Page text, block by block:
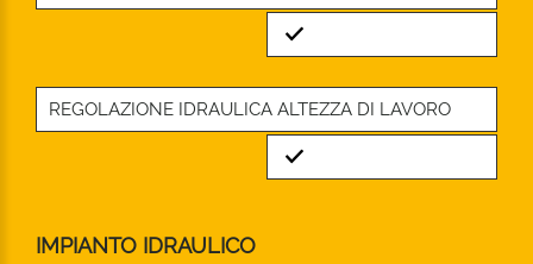
Standard
REGOLAZIONE IDRAULICA ALTEZZA DI LAVORO
Standard
IMPIANTO IDRAULICO